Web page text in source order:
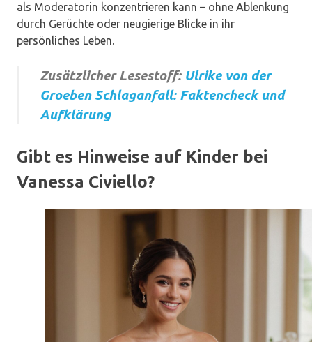
als Moderatorin konzentrieren kann – ohne Ablenkung
durch Gerüchte oder neugierige Blicke in ihr
persönliches Leben.
Zusätzlicher Lesestoff: Ulrike von der
Groeben Schlaganfall: Faktencheck und
Aufklärung
Gibt es Hinweise auf Kinder bei
Vanessa Civiello?